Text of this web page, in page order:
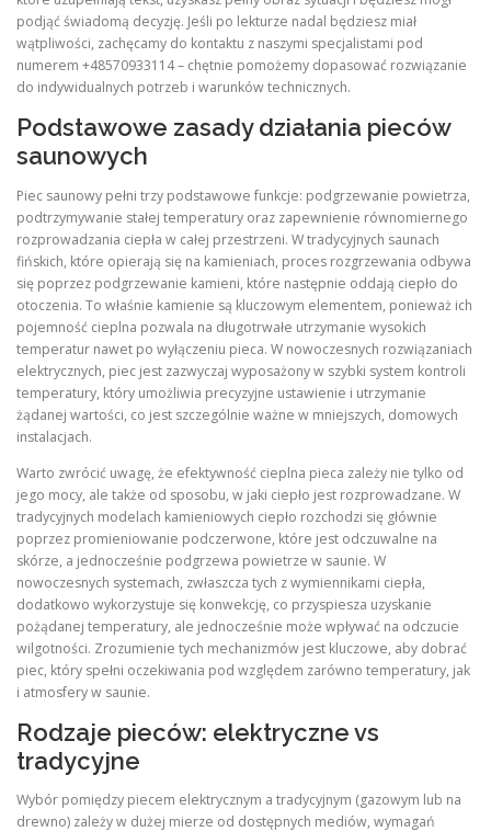
podjąć świadomą decyzję. Jeśli po lekturze nadal będziesz miał
wątpliwości, zachęcamy do kontaktu z naszymi specjalistami pod
numerem +48570933114 – chętnie pomożemy dopasować rozwiązanie
do indywidualnych potrzeb i warunków technicznych.
Podstawowe zasady działania pieców
saunowych
Piec saunowy pełni trzy podstawowe funkcje: podgrzewanie powietrza,
podtrzymywanie stałej temperatury oraz zapewnienie równomiernego
rozprowadzania ciepła w całej przestrzeni. W tradycyjnych saunach
fińskich, które opierają się na kamieniach, proces rozgrzewania odbywa
się poprzez podgrzewanie kamieni, które następnie oddają ciepło do
otoczenia. To właśnie kamienie są kluczowym elementem, ponieważ ich
pojemność cieplna pozwala na długotrwałe utrzymanie wysokich
temperatur nawet po wyłączeniu pieca. W nowoczesnych rozwiązaniach
elektrycznych, piec jest zazwyczaj wyposażony w szybki system kontroli
temperatury, który umożliwia precyzyjne ustawienie i utrzymanie
żądanej wartości, co jest szczególnie ważne w mniejszych, domowych
instalacjach.
Warto zwrócić uwagę, że efektywność cieplna pieca zależy nie tylko od
jego mocy, ale także od sposobu, w jaki ciepło jest rozprowadzane. W
tradycyjnych modelach kamieniowych ciepło rozchodzi się głównie
poprzez promieniowanie podczerwone, które jest odczuwalne na
skórze, a jednocześnie podgrzewa powietrze w saunie. W
nowoczesnych systemach, zwłaszcza tych z wymiennikami ciepła,
dodatkowo wykorzystuje się konwekcję, co przyspiesza uzyskanie
pożądanej temperatury, ale jednocześnie może wpływać na odczucie
wilgotności. Zrozumienie tych mechanizmów jest kluczowe, aby dobrać
piec, który spełni oczekiwania pod względem zarówno temperatury, jak
i atmosfery w saunie.
Rodzaje pieców: elektryczne vs
tradycyjne
Wybór pomiędzy piecem elektrycznym a tradycyjnym (gazowym lub na
drewno) zależy w dużej mierze od dostępnych mediów, wymagań